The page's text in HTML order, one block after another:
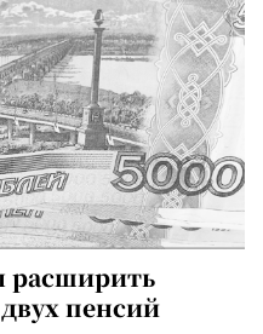
расширить
пенсий